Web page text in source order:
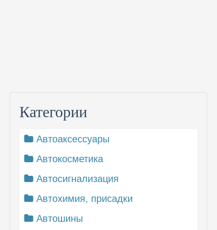
Категории
Автоаксессуары
Автокосметика
Автосигнализация
Автохимия, присадки
Автошины